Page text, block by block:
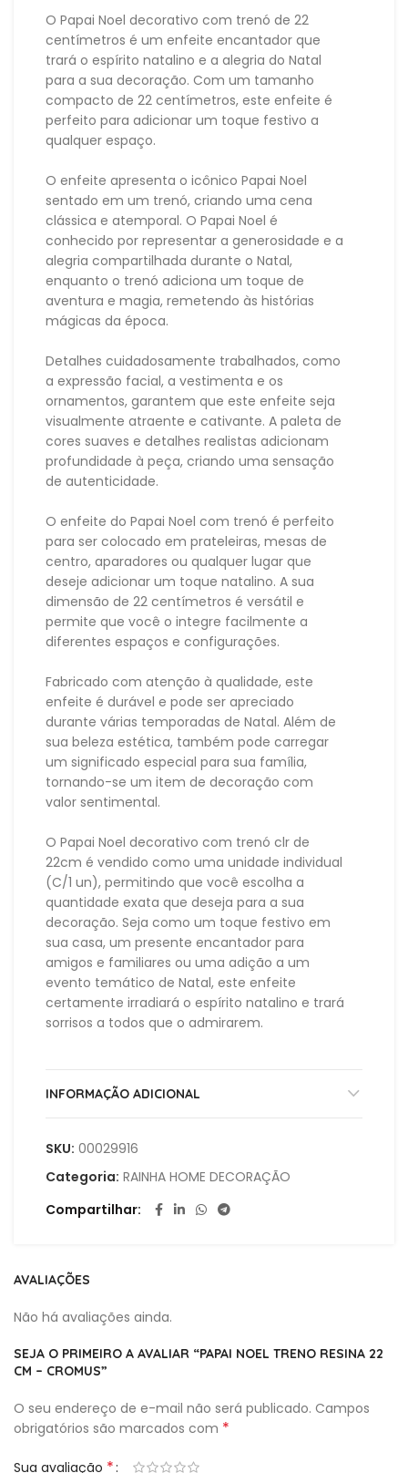
O Papai Noel decorativo com trenó de 22
centímetros é um enfeite encantador que
trará o espírito natalino e a alegria do Natal
para a sua decoração. Com um tamanho
compacto de 22 centímetros, este enfeite é
perfeito para adicionar um toque festivo a
qualquer espaço.
O enfeite apresenta o icônico Papai Noel
sentado em um trenó, criando uma cena
clássica e atemporal. O Papai Noel é
conhecido por representar a generosidade e a
alegria compartilhada durante o Natal,
enquanto o trenó adiciona um toque de
aventura e magia, remetendo às histórias
mágicas da época.
Detalhes cuidadosamente trabalhados, como
a expressão facial, a vestimenta e os
ornamentos, garantem que este enfeite seja
visualmente atraente e cativante. A paleta de
cores suaves e detalhes realistas adicionam
profundidade à peça, criando uma sensação
de autenticidade.
O enfeite do Papai Noel com trenó é perfeito
para ser colocado em prateleiras, mesas de
centro, aparadores ou qualquer lugar que
deseje adicionar um toque natalino. A sua
dimensão de 22 centímetros é versátil e
permite que você o integre facilmente a
diferentes espaços e configurações.
Fabricado com atenção à qualidade, este
enfeite é durável e pode ser apreciado
durante várias temporadas de Natal. Além de
sua beleza estética, também pode carregar
um significado especial para sua família,
tornando-se um item de decoração com
valor sentimental.
O Papai Noel decorativo com trenó clr de
22cm é vendido como uma unidade individual
(C/1 un), permitindo que você escolha a
quantidade exata que deseja para a sua
decoração. Seja como um toque festivo em
sua casa, um presente encantador para
amigos e familiares ou uma adição a um
evento temático de Natal, este enfeite
certamente irradiará o espírito natalino e trará
sorrisos a todos que o admirarem.
INFORMAÇÃO ADICIONAL
SKU: 00029916
Categoria: RAINHA HOME DECORAÇÃO
Compartilhar
AVALIAÇÕES
Não há avaliações ainda.
SEJA O PRIMEIRO A AVALIAR “PAPAI NOEL TRENO RESINA 22
CM – CROMUS”
O seu endereço de e-mail não será publicado. Campos
obrigatórios são marcados com *
Sua avaliação *